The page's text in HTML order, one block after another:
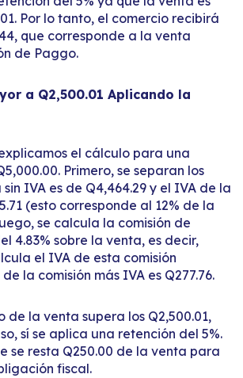
Por lo tanto, el comercio recibirá
que corresponde a la venta
de Paggo.
a Q2,500.01 Aplicando la
el cálculo para una
Primero, se separan los
IVA es de Q4,464.29 y el IVA de la
(esto corresponde al 12% de la
se calcula la comisión de
4.83% sobre la venta, es decir,
el IVA de esta comisión
la comisión más IVA es Q277.76.
de la venta supera los Q2,500.01,
sí se aplica una retención del 5%.
se resta Q250.00 de la venta para
fiscal.